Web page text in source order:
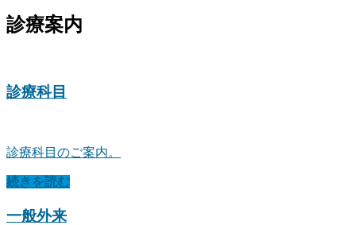
診療案内
診療科目
診療科目のご案内。
続きを読む
一般外来